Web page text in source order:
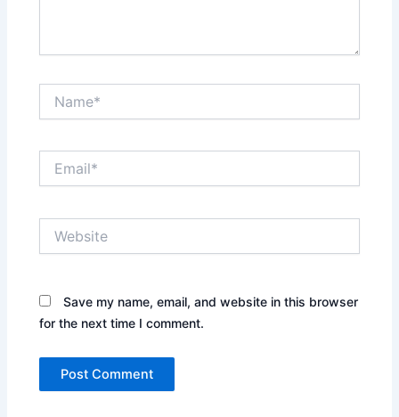
Save my name, email, and website in this browser
for the next time I comment.